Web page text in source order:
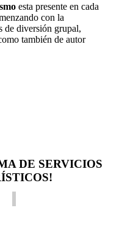
esta presente en cada
con la
de diversión grupal,
también de autor
DE SERVICIOS